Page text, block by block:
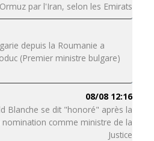
par l'Iran, selon les Emirats
depuis la Roumanie a
(Premier ministre bulgare)
08/08 12:16
Blanche se dit "honoré" après la
comme ministre de la
Justice